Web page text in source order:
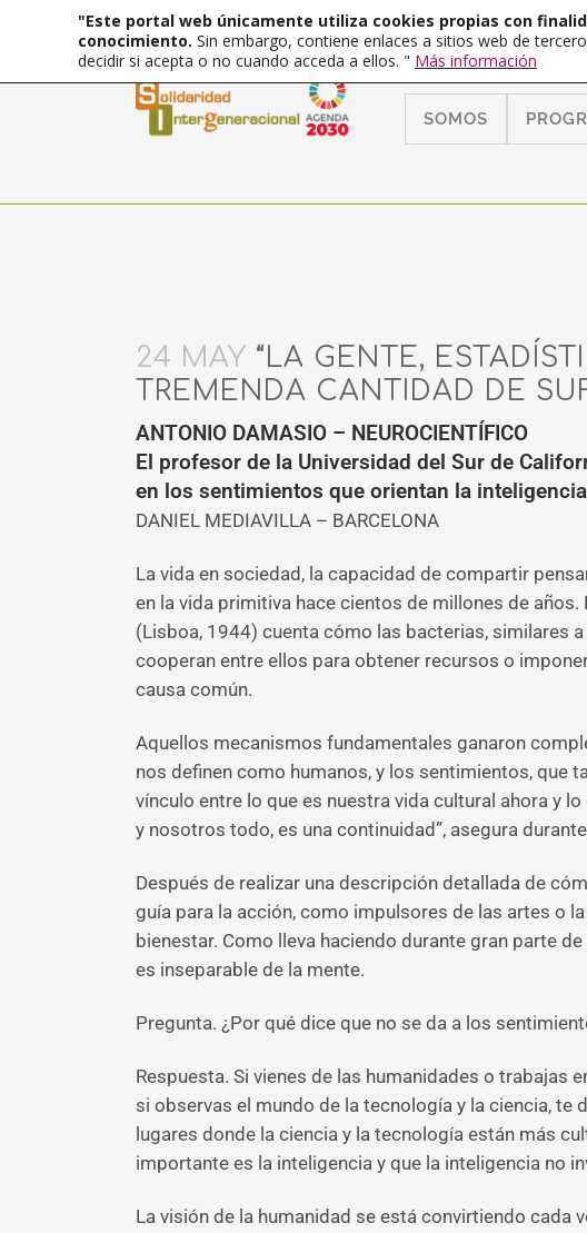
SOMOS
24 MAY “LA GENTE,
TREMENDA CANTIDAD DE
ANTONIO DAMASIO – NEUROCIENTÍFICO
El profesor de la Universidad del Sur de
en los sentimientos que orientan la
DANIEL MEDIAVILLA – BARCELONA
La vida en sociedad, la capacidad de compartir
en la vida primitiva hace cientos de millones de
(Lisboa, 1944) cuenta cómo las bacterias, similares
cooperan entre ellos para obtener recursos o
causa común.
Aquellos mecanismos fundamentales ganaron
nos definen como humanos, y los sentimientos, que
vínculo entre lo que es nuestra vida cultural ahora y
y nosotros todo, es una continuidad”, asegura
Después de realizar una descripción detallada de
guía para la acción, como impulsores de las artes o
bienestar. Como lleva haciendo durante gran parte
es inseparable de la mente.
Pregunta. ¿Por qué dice que no se da a los
Respuesta. Si vienes de las humanidades o trabajas
si observas el mundo de la tecnología y la ciencia, te
lugares donde la ciencia y la tecnología están más
importante es la inteligencia y que la inteligencia no
La visión de la humanidad se está convirtiendo cada
"Este portal web únicamente utiliza cookies propias con
conocimiento. Sin embargo, contiene enlaces a sitios web de
decidir si acepta o no cuando acceda a ellos. " Más información